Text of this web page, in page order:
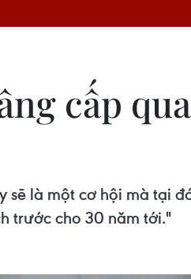
cấp
là một cơ hội mà tại
trước cho 30 năm tới."